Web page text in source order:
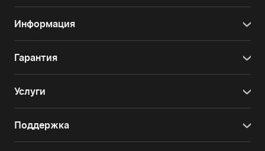
Информация
Гарантия
Услуги
Поддержка